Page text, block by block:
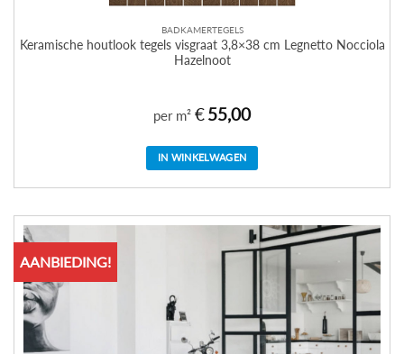
BADKAMERTEGELS
Keramische houtlook tegels visgraat 3,8×38 cm Legnetto Nocciola
Hazelnoot
per m² €55,00
IN WINKELWAGEN
AANBIEDING!